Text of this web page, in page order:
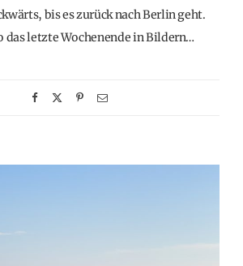
bis es zurück nach Berlin geht.
das letzte Wochenende in Bildern…